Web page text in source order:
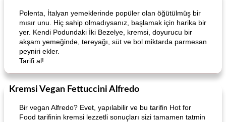
Polenta, İtalyan yemeklerinde popüler olan öğütülmüş bir
mısır unu. Hiç sahip olmadıysanız, başlamak için harika bir
yer. Kendi Podundaki İki Bezelye, kremsi, doyurucu bir
akşam yemeğinde, tereyağı, süt ve bol miktarda parmesan
peyniri ekler.
Tarifi al!
Kremsi Vegan Fettuccini Alfredo
Bir vegan Alfredo? Evet, yapılabilir ve bu tarifin Hot for
Food tarifinin kremsi lezzetli sonuçları sizi tamamen tatmin